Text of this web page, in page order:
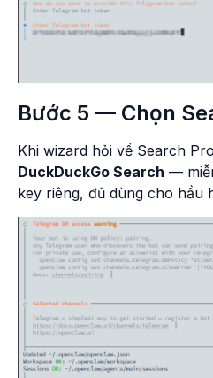
Bước 5 — Chọn
Khi wizard hỏi về Search
DuckDuckGo Search —
key riêng, đủ dùng cho hầu